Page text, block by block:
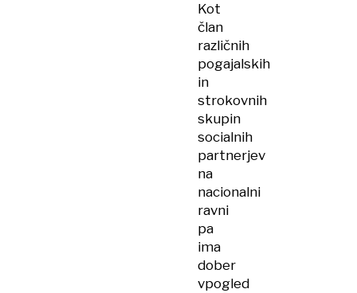
Kot
član
različnih
pogajalskih
in
strokovnih
skupin
socialnih
partnerjev
na
nacionalni
ravni
pa
ima
dober
vpogled